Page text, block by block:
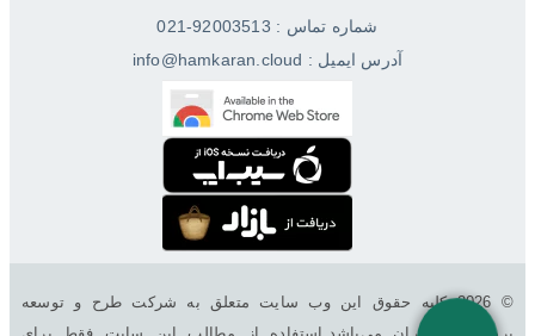
شماره تماس : 92003513-021
آدرس ایمیل : info@hamkaran.cloud
© 2026 کليه حقوق اين وب سایت متعلق به شرکت طرح و توسعه